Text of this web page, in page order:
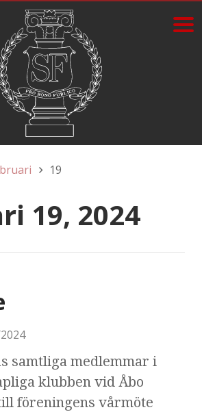
19
19, 2024
samtliga medlemmar i
klubben vid Åbo
föreningens vårmöte